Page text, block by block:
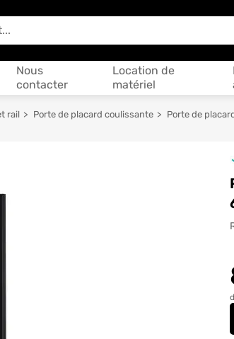
Nous
contacter
Location de
matériel
rail Porte de placard coulissante Porte de